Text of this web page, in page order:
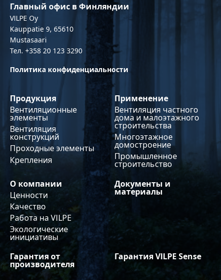
Главный офис в Финляндии
VILPE Oy
Kauppatie 9, 65610
Mustasaari
Тел. +358 20 123 3290
Политика конфиденциальности
Продукция
Вентиляционные
элементы
Вентиляция
конструкций
Проходные элементы
Крепления
Применение
Вентиляция частного
дома и малоэтажного
строительства
Многоэтажное
домостроение
Промышленное
строительство
О компании
Ценности
Качество
Работа на VILPE
Экологические
инициативы
Документы и
материалы
Гарантия от
производителя
Гарантия VILPE Sense